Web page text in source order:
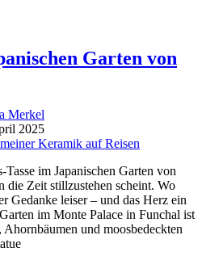
Garten von
Merkel
2025
Keramik auf Reisen
im Japanischen Garten von
die Zeit stillzustehen scheint. Wo
Gedanke leiser – und das Herz ein
im Monte Palace in Funchal ist
und moosbedeckten